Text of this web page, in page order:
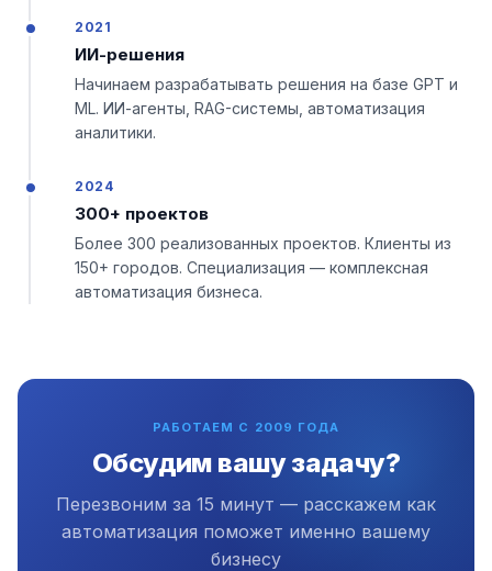
2021
ИИ-решения
Начинаем разрабатывать решения на базе GPT и
ML. ИИ-агенты, RAG-системы, автоматизация
аналитики.
2024
300+ проектов
Более 300 реализованных проектов. Клиенты из
150+ городов. Специализация — комплексная
автоматизация бизнеса.
РАБОТАЕМ С 2009 ГОДА
Обсудим вашу задачу?
Перезвоним за 15 минут — расскажем как
автоматизация поможет именно вашему
бизнесу